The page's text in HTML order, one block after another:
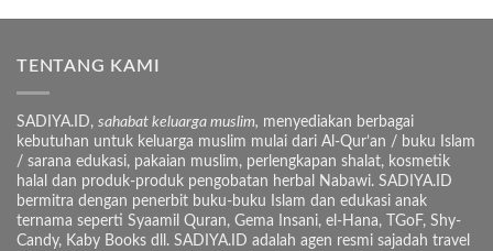
TENTANG KAMI
SADIYA.ID, sahabat keluarga muslim, menyediakan berbagai
kebutuhan untuk keluarga muslim mulai dari Al-Qur’an / buku Islam
/ sarana edukasi, pakaian muslim, perlengkapan shalat, kosmetik
halal dan produk-produk pengobatan herbal Nabawi. SADIYA.ID
bermitra dengan penerbit buku-buku Islam dan edukasi anak
ternama seperti Syaamil Quran, Gema Insani, el-Hana, TGoF, Shy-
Candy, Kaby Books dll. SADIYA.ID adalah agen resmi sajadah travel